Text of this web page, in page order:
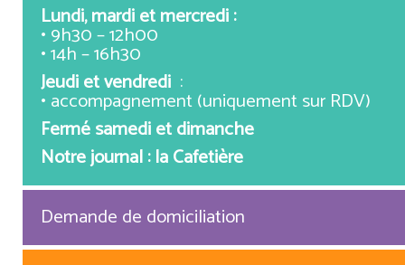
Lundi, mardi et mercredi :
• 9h30 – 12h00
• 14h – 16h30
Jeudi et vendredi :
• accompagnement (uniquement sur RDV)
Fermé samedi et dimanche
Notre journal : la Cafetière
Demande de domiciliation